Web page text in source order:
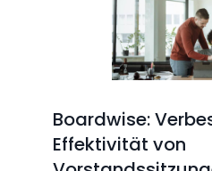
Boardwise:
Effektivität von